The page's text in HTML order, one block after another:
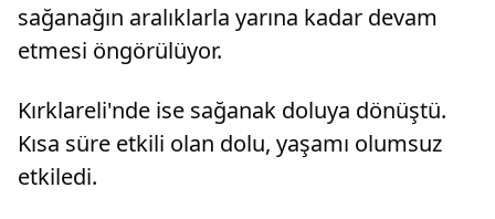
sağanağın aralıklarla yarına kadar devam
etmesi öngörülüyor.
Kırklareli'nde ise sağanak doluya dönüştü.
Kısa süre etkili olan dolu, yaşamı olumsuz
etkiledi.